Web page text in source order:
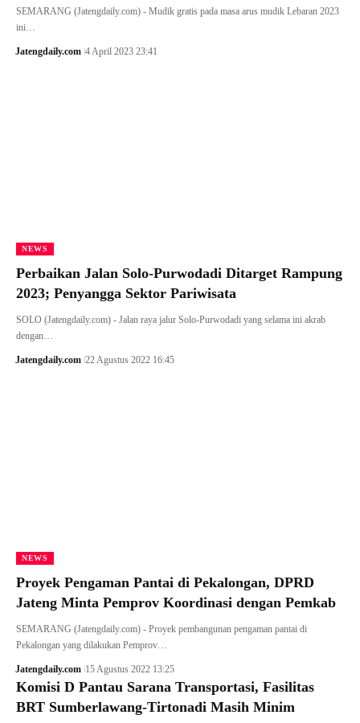
SEMARANG (Jatengdaily.com) - Mudik gratis pada masa arus mudik Lebaran 2023
ini…
Jatengdaily.com 4 April 2023 23:41
NEWS
Perbaikan Jalan Solo-Purwodadi Ditarget Rampung
2023; Penyangga Sektor Pariwisata
SOLO (Jatengdaily.com) - Jalan raya jalur Solo-Purwodadi yang selama ini akrab
dengan…
Jatengdaily.com 22 Agustus 2022 16:45
NEWS
Proyek Pengaman Pantai di Pekalongan, DPRD
Jateng Minta Pemprov Koordinasi dengan Pemkab
SEMARANG (Jatengdaily.com) - Proyek pembangunan pengaman pantai di
Pekalongan yang dilakukan Pemprov…
Jatengdaily.com 15 Agustus 2022 13:25
Komisi D Pantau Sarana Transportasi, Fasilitas
BRT Sumberlawang-Tirtonadi Masih Minim